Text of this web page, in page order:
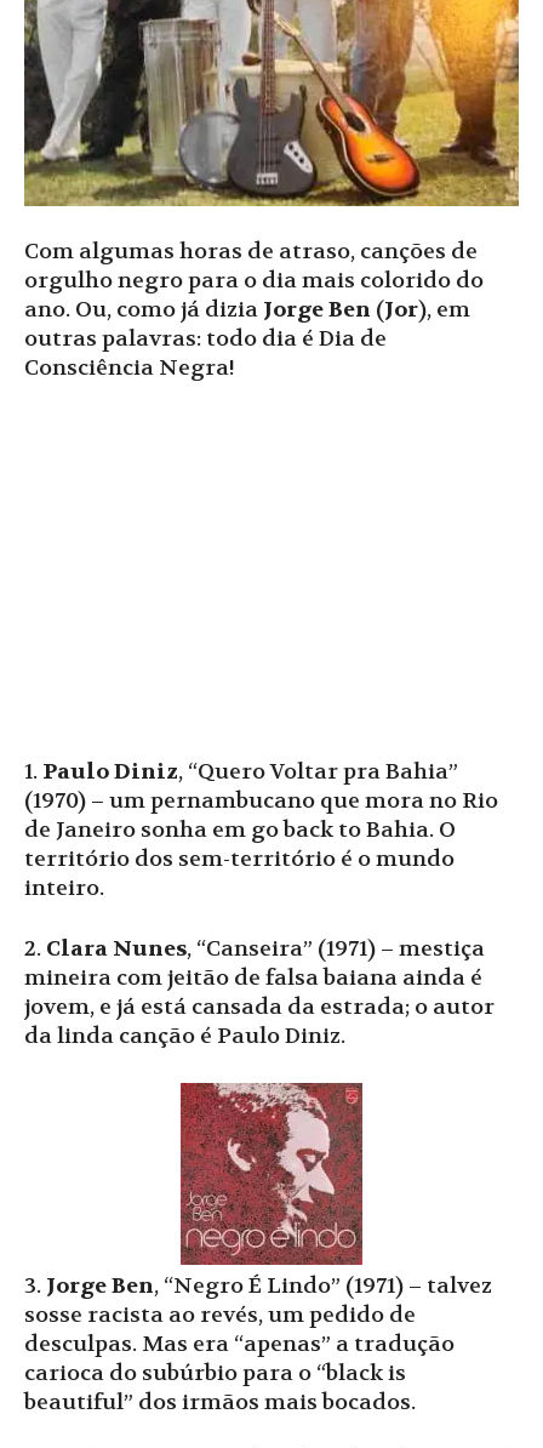
Com algumas horas de atraso, canções de
orgulho negro para o dia mais colorido do
ano. Ou, como já dizia Jorge Ben (Jor), em
outras palavras: todo dia é Dia de
Consciência Negra!
1. Paulo Diniz, “Quero Voltar pra Bahia”
(1970) – um pernambucano que mora no Rio
de Janeiro sonha em go back to Bahia. O
território dos sem-território é o mundo
inteiro.
2. Clara Nunes, “Canseira” (1971) – mestiça
mineira com jeitão de falsa baiana ainda é
jovem, e já está cansada da estrada; o autor
da linda canção é Paulo Diniz.
3. Jorge Ben, “Negro É Lindo” (1971) – talvez
sosse racista ao revés, um pedido de
desculpas. Mas era “apenas” a tradução
carioca do subúrbio para o “black is
beautiful” dos irmãos mais bocados.